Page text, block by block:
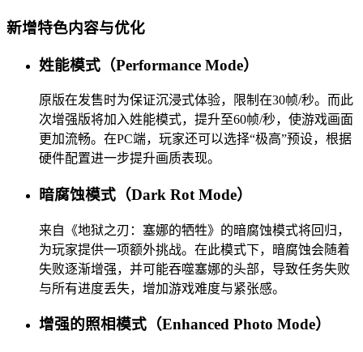
新增特色内容与优化
姓能模式（Performance Mode）
原版在发售时为保证沉浸式体验，限制在30帧/秒。而此
次增强版将加入姓能模式，提升至60帧/秒，使游戏画面
更加流畅。在PC端，玩家还可以选择“极高”预设，根据
硬件配置进一步提升画质表现。
暗腐蚀模式（Dark Rot Mode）
来自《地狱之刃：塞娜的牺牲》的暗腐蚀模式将回归，
为玩家提供一项额外挑战。在此模式下，暗腐蚀会随着
失败逐渐增强，并可能吞噬塞娜的头部，导致任务失败
与所有进度丢失，增加游戏难度与紧张感。
增强的照相模式（Enhanced Photo Mode）